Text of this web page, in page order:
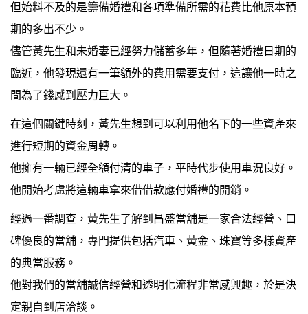
但始料不及的是籌備婚禮和各項準備所需的花費比他原本預
期的多出不少。
儘管黃先生和未婚妻已經努力儲蓄多年，但隨著婚禮日期的
臨近，他發現還有一筆額外的費用需要支付，這讓他一時之
間為了錢感到壓力巨大。
在這個關鍵時刻，黃先生想到可以利用他名下的一些資產來
進行短期的資金周轉。
他擁有一輛已經全額付清的車子，平時代步使用車況良好。
他開始考慮將這輛車拿來借借款應付婚禮的開銷。
經過一番調查，黃先生了解到昌盛當舖是一家合法經營、口
碑優良的當舖，專門提供包括汽車、黃金、珠寶等多樣資產
的典當服務。
他對我們的當舖誠信經營和透明化流程非常感興趣，於是決
定親自到店洽談。